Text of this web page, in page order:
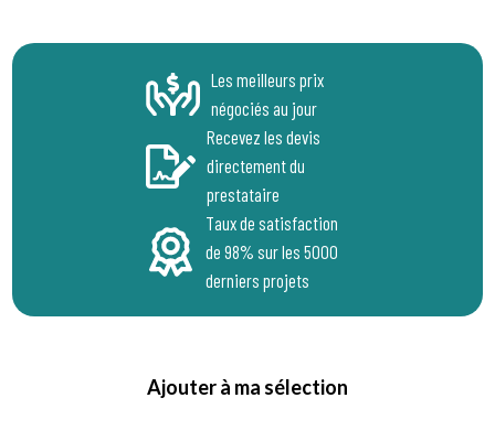
Les meilleurs prix
négociés au jour
Recevez les devis
directement du
prestataire
Taux de satisfaction
de 98% sur les 5000
derniers projets
Ajouter à ma sélection